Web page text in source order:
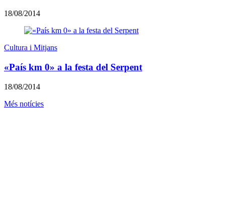
18/08/2014
Cultura i Mitjans
«País km 0» a la festa del Serpent
18/08/2014
Més notícies